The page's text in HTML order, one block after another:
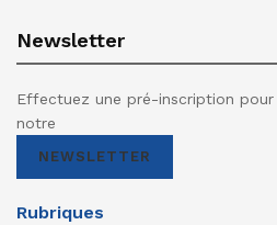
Newsletter
Effectuez une pré-inscription
notre
NEWSLETTER
Rubriques